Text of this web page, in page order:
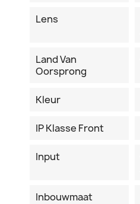
Lens
Land Van
Oorsprong
Kleur
IP Klasse Front
Input
Inbouwmaat